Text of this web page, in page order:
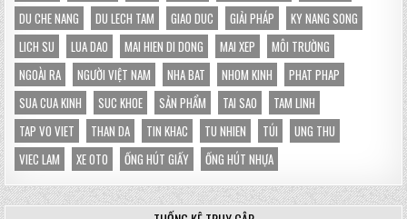
DU CHE NANG
DU LECH TAM GIAO DUC GIẢI PHÁP
KY NANG SONG
LICH SU
LUA DAO MAI HIEN DI DONG MAI XEP
MÔI TRƯỜNG
NGOÀI RA
NGƯỜI VIỆT NAM NHA BAT NHOM KINH
PHAT PHAP
SUA CUA KINH
SUC KHOE SẢN PHẨM TAI SAO
TAM LINH
TAP VO VIET
THAN DA TIN KHAC TU NHIEN TÚI
UNG THU
VIEC LAM
XE OTO ỐNG HÚT GIẤY ỐNG HÚT NHỰA